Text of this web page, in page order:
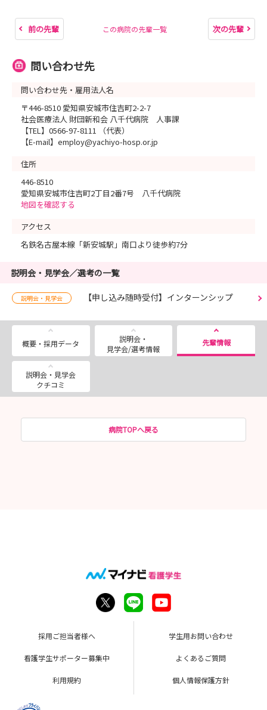
前の先輩 この病院の先輩一覧 次の先輩
問い合わせ先
問い合わせ先・雇用法人名
〒446-8510 愛知県安城市住吉町2-2-7
社会医療法人 財団新和会 八千代病院 人事課
【TEL】0566-97-8111 （代表）
【E-mail】employ@yachiyo-hosp.or.jp
住所
446-8510
愛知県安城市住吉町2丁目2番7号 八千代病院
地図を確認する
アクセス
名鉄名古屋本線「新安城駅」南口より徒歩約7分
説明会・見学会／選考の一覧
説明会・見学会 【申し込み随時受付】インターンシップ
概要・採用データ
説明会・
見学会/選考情報
先輩情報
説明会・見学会
クチコミ
病院TOPへ戻る
採用ご担当者様へ 学生用お問い合わせ
看護学生サポーター募集中 よくあるご質問
利用規約 個人情報保護方針